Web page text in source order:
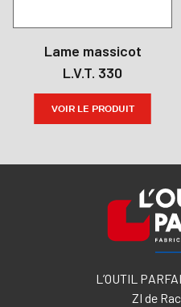
Lame massicot
L.V.T. 330
VOIR LE PRODUIT
L’OUTIL
ZI de